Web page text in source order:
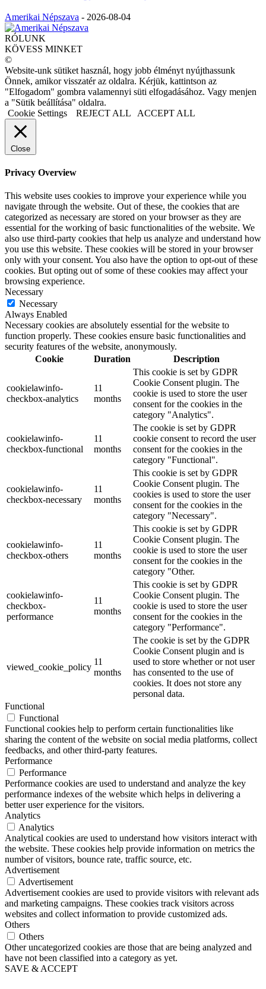
Amerikai Népszava - 2026-08-04
RÓLUNK
KÖVESS MINKET
©
Website-unk sütiket használ, hogy jobb élményt nyújthassunk
Önnek, amikor visszatér az oldalra. Kérjük, kattintson az
"Elfogadom" gombra valamennyi süti elfogadásához. Vagy menjen
a "Sütik beállítása" oldalra.
Cookie Settings
REJECT ALL ACCEPT ALL
Close
Privacy Overview
This website uses cookies to improve your experience while you
navigate through the website. Out of these, the cookies that are
categorized as necessary are stored on your browser as they are
essential for the working of basic functionalities of the website. We
also use third-party cookies that help us analyze and understand how
you use this website. These cookies will be stored in your browser
only with your consent. You also have the option to opt-out of these
cookies. But opting out of some of these cookies may affect your
browsing experience.
Necessary
Necessary
Always Enabled
Necessary cookies are absolutely essential for the website to
function properly. These cookies ensure basic functionalities and
security features of the website, anonymously.
Cookie
Duration Description
cookielawinfo-
checkbox-analytics
11
months
This cookie is set by GDPR
Cookie Consent plugin. The
cookie is used to store the user
consent for the cookies in the
category "Analytics".
cookielawinfo-
checkbox-functional
11
months
The cookie is set by GDPR
cookie consent to record the user
consent for the cookies in the
category "Functional".
cookielawinfo-
checkbox-necessary
11
months
This cookie is set by GDPR
Cookie Consent plugin. The
cookies is used to store the user
consent for the cookies in the
category "Necessary".
cookielawinfo-
checkbox-others
11
months
This cookie is set by GDPR
Cookie Consent plugin. The
cookie is used to store the user
consent for the cookies in the
category "Other.
cookielawinfo-
checkbox-
performance
11
months
This cookie is set by GDPR
Cookie Consent plugin. The
cookie is used to store the user
consent for the cookies in the
category "Performance".
viewed_cookie_policy
11
months
The cookie is set by the GDPR
Cookie Consent plugin and is
used to store whether or not user
has consented to the use of
cookies. It does not store any
personal data.
Functional
Functional
Functional cookies help to perform certain functionalities like
sharing the content of the website on social media platforms, collect
feedbacks, and other third-party features.
Performance
Performance
Performance cookies are used to understand and analyze the key
performance indexes of the website which helps in delivering a
better user experience for the visitors.
Analytics
Analytics
Analytical cookies are used to understand how visitors interact with
the website. These cookies help provide information on metrics the
number of visitors, bounce rate, traffic source, etc.
Advertisement
Advertisement
Advertisement cookies are used to provide visitors with relevant ads
and marketing campaigns. These cookies track visitors across
websites and collect information to provide customized ads.
Others
Others
Other uncategorized cookies are those that are being analyzed and
have not been classified into a category as yet.
SAVE & ACCEPT